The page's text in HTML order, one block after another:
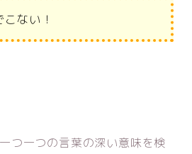
ない！
つ一つの言葉の深い意味を検